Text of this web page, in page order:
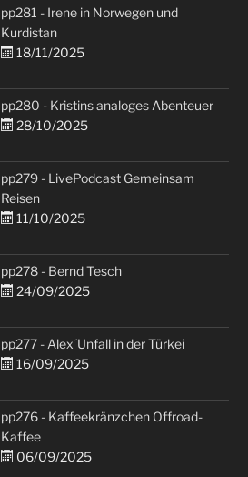
pp281 - Irene in Norwegen und
Kurdistan
18/11/2025
pp280 - Kristins analoges Abenteuer
28/10/2025
pp279 - LivePodcast Gemeinsam
Reisen
11/10/2025
pp278 - Bernd Tesch
24/09/2025
pp277 - Alex´Unfall in der Türkei
16/09/2025
pp276 - Kaffeekränzchen Offroad-
Kaffee
06/09/2025